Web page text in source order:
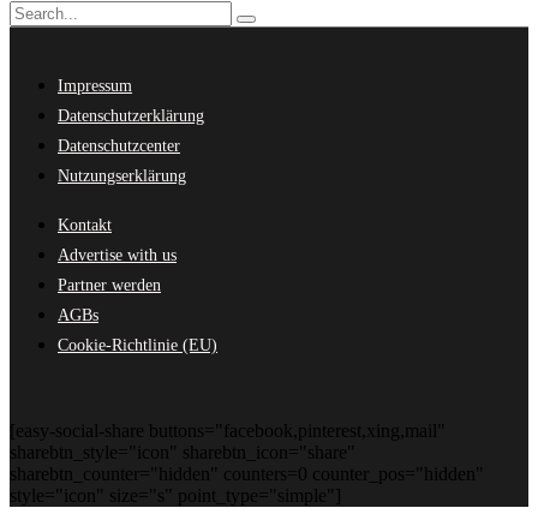
Impressum
Datenschutzerklärung
Datenschutzcenter
Nutzungserklärung
Kontakt
Advertise with us
Partner werden
AGBs
Cookie-Richtlinie (EU)
[easy-social-share buttons="facebook,pinterest,xing,mail"
sharebtn_style="icon" sharebtn_icon="share"
sharebtn_counter="hidden" counters=0 counter_pos="hidden"
style="icon" size="s" point_type="simple"]